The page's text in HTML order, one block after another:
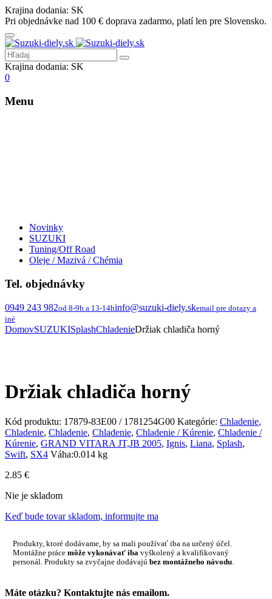
Krajina dodania: SK
Pri objednávke nad 100 € doprava zadarmo, platí len pre Slovensko.
Krajina dodania: SK
0
Menu
Novinky
SUZUKI
Tuning/Off Road
Oleje / Mazivá / Chémia
Tel. objednávky
0949 243 982od 8-9h a 13-14hinfo@suzuki-diely.skemail pre dotazy a
iné
DomovSUZUKISplashChladenieDržiak chladiča horný
Držiak chladiča horný
Kód produktu: 17879-83E00 / 1781254G00 Kategórie: Chladenie,
Chladenie, Chladenie, Chladenie, Chladenie / Kúrenie, Chladenie /
Kúrenie, GRAND VITARA JT,JB 2005, Ignis, Liana, Splash,
Swift, SX4 Váha:0.014 kg
2.85 €
Nie je skladom
Keď bude tovar skladom, informujte ma
Produkty, ktoré dodávame, by sa mali používať iba na určený účel.
Montážne práce môže vykonávať iba vyškolený a kvalifikovaný
personál. Produkty sa zvyčajne dodávajú bez montážneho návodu
Máte otázku? Kontaktujte nás emailom.